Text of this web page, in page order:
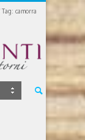
Tag: camorra